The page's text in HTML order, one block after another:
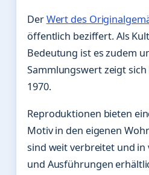
DerWert des
öffentlich beziffert. Als
Bedeutung ist es zudem
Sammlungswert zeigt
1970.
Reproduktionen bieten
Motiv in den eigenen
sind weit verbreitet und in
und Ausführungen